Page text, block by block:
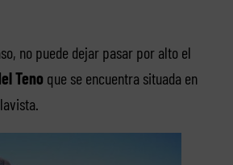
no puede dejar pasar por alto el
Teno que se encuentra situada en